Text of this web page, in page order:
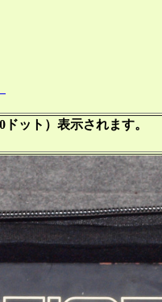
ット）表示されます。